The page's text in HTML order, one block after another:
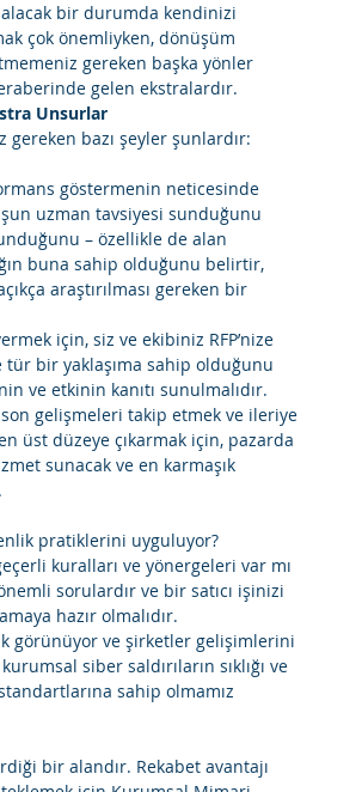
bir durumda kendinizi
çok önemliyken, dönüşüm
gereken başka yönler
gelen ekstralardır.
Unsurlar
gereken bazı şeyler şunlardır:
göstermenin neticesinde
uzman tavsiyesi sunduğunu
– özellikle de alan
buna sahip olduğunu belirtir,
araştırılması gereken bir
için, siz ve ekibiniz RFP’nize
tür bir yaklaşıma sahip olduğunu
ve etkinin kanıtı sunulmalıdır.
gelişmeleri takip etmek ve ileriye
üst düzeye çıkarmak için, pazarda
sunacak ve en karmaşık
pratiklerini uyguluyor?
kuralları ve yönergeleri var mı
sorulardır ve bir satıcı işinizi
hazır olmalıdır.
görünüyor ve şirketler gelişimlerini
siber saldırıların sıklığı ve
sahip olmamız
bir alandır. Rekabet avantajı